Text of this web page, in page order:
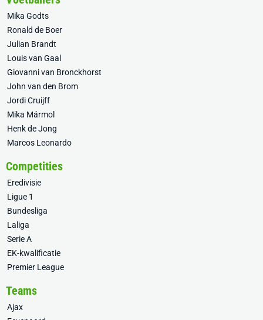
Mika Godts
Ronald de Boer
Julian Brandt
Louis van Gaal
Giovanni van Bronckhorst
John van den Brom
Jordi Cruijff
Mika Mármol
Henk de Jong
Marcos Leonardo
Competities
Eredivisie
Ligue 1
Bundesliga
Laliga
Serie A
EK-kwalificatie
Premier League
Teams
Ajax